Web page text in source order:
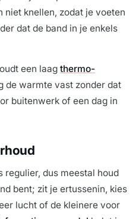
niet knellen, zodat je voeten
dat de band in je enkels
een laag thermo-
de warmte vast zonder dat
buitenwerk of een dag in
regulier, dus meestal houd
bent; zit je ertussenin, kies
lucht of de kleinere voor